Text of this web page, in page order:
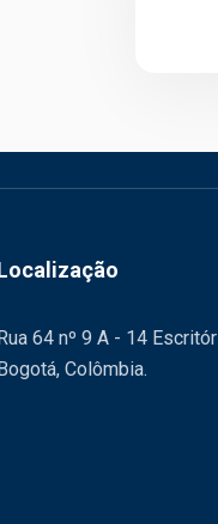
64 nº 9 A - 14
Colômbia.